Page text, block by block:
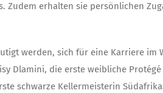
Zudem erhalten sie persönlichen
werden, sich für eine Karriere im
Dlamini, die erste weibliche
schwarze Kellermeisterin